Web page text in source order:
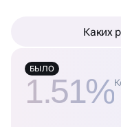
Каких
БЫЛО
1.51%